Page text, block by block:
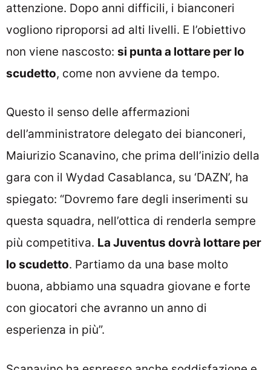
attenzione. Dopo anni difficili, i bianconeri
vogliono riproporsi ad alti livelli. E l’obiettivo
non viene nascosto: si punta a lottare per lo
scudetto, come non avviene da tempo.
Questo il senso delle affermazioni
dell’amministratore delegato dei bianconeri,
Maiurizio Scanavino, che prima dell’inizio della
gara con il Wydad Casablanca, su ‘DAZN’, ha
spiegato: “Dovremo fare degli inserimenti su
questa squadra, nell’ottica di renderla sempre
più competitiva. La Juventus dovrà lottare per
lo scudetto. Partiamo da una base molto
buona, abbiamo una squadra giovane e forte
con giocatori che avranno un anno di
esperienza in più”.